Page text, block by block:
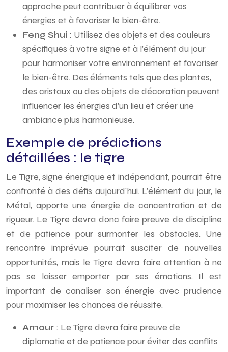
approche peut contribuer à équilibrer vos
énergies et à favoriser le bien-être.
Feng Shui : Utilisez des objets et des couleurs
spécifiques à votre signe et à l’élément du jour
pour harmoniser votre environnement et favoriser
le bien-être. Des éléments tels que des plantes,
des cristaux ou des objets de décoration peuvent
influencer les énergies d’un lieu et créer une
ambiance plus harmonieuse.
Exemple de prédictions
détaillées : le tigre
Le Tigre, signe énergique et indépendant, pourrait être
confronté à des défis aujourd’hui. L’élément du jour, le
Métal, apporte une énergie de concentration et de
rigueur. Le Tigre devra donc faire preuve de discipline
et de patience pour surmonter les obstacles. Une
rencontre imprévue pourrait susciter de nouvelles
opportunités, mais le Tigre devra faire attention à ne
pas se laisser emporter par ses émotions. Il est
important de canaliser son énergie avec prudence
pour maximiser les chances de réussite.
Amour : Le Tigre devra faire preuve de
diplomatie et de patience pour éviter des conflits